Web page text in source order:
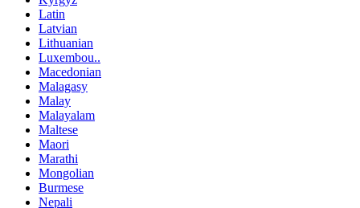
Latin
Latvian
Lithuanian
Luxembou..
Macedonian
Malagasy
Malay
Malayalam
Maltese
Maori
Marathi
Mongolian
Burmese
Nepali